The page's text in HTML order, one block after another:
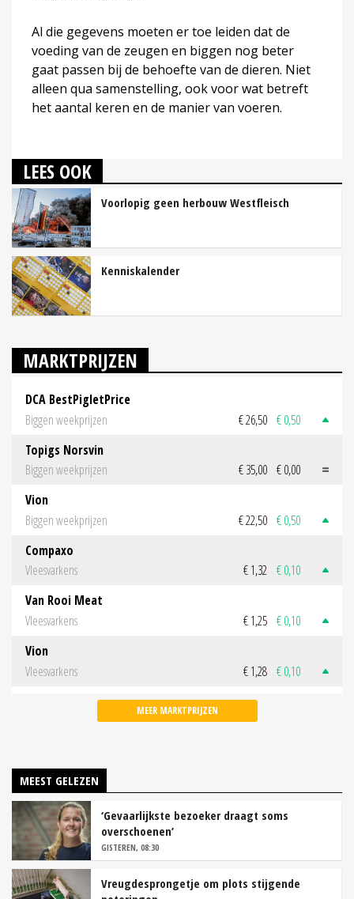
Al die gegevens moeten er toe leiden dat de
voeding van de zeugen en biggen nog beter
gaat passen bij de behoefte van de dieren. Niet
alleen qua samenstelling, ook voor wat betreft
het aantal keren en de manier van voeren.
LEES OOK
Voorlopig geen herbouw Westfleisch
Kenniskalender
MARKTPRIJZEN
DCA BestPigletPrice
Biggen weekprijzen
€ 26,50 € 0,50
Topigs Norsvin
Biggen weekprijzen
€ 35,00 € 0,00
Vion
Biggen weekprijzen
€ 22,50 € 0,50
Compaxo
Vleesvarkens
€ 1,32 € 0,10
Van Rooi Meat
Vleesvarkens
€ 1,25 € 0,10
Vion
Vleesvarkens
€ 1,28 € 0,10
MEER MARKTPRIJZEN
MEEST GELEZEN
‘Gevaarlijkste bezoeker draagt soms
overschoenen’
GISTEREN, 08:30
Vreugdesprongetje om plots stijgende